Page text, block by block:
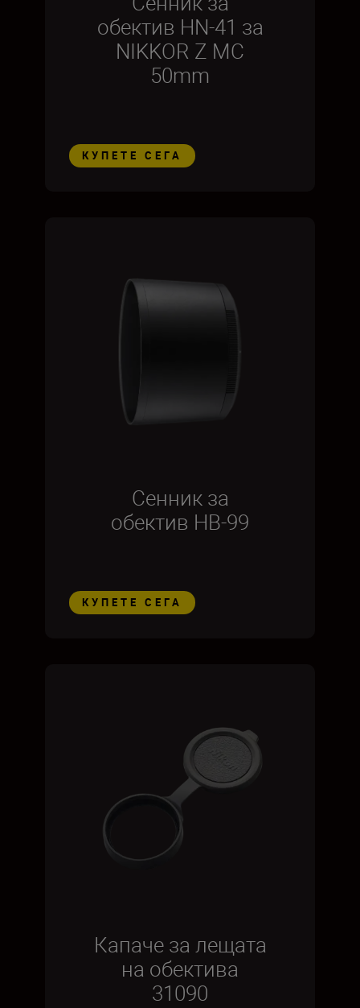
обектив HN-41 за
NIKKOR Z MC
50mm
КУПЕТЕ СЕГА
Сенник за
обектив HB-99
КУПЕТЕ СЕГА
Капаче за лещата
на обектива
31090